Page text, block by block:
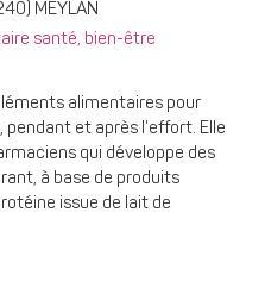
MEYLAN
santé, bien-être
alimentaires pour
et après l’effort. Elle
qui développe des
à base de produits
issue de lait de